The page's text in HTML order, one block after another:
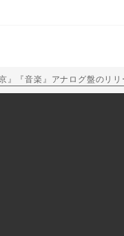
』『音楽』アナログ盤のリリ